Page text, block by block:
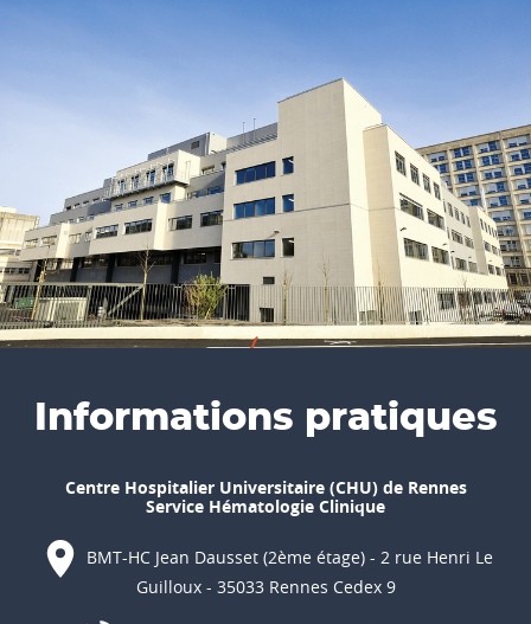
Informations pratiques
Centre Hospitalier Universitaire (CHU) de Rennes
Service Hématologie Clinique
BMT-HC Jean Dausset (2ème étage) - 2 rue Henri Le
Guilloux - 35033 Rennes Cedex 9